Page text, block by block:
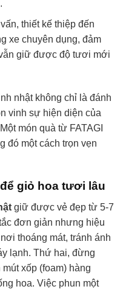
thiết kế thiệp đến
xe chuyên dụng, đảm
giữ được độ tươi mới
nhật không chỉ là đánh
vinh sự hiện diện của
món quà từ FATAGI
đó một cách trọn vẹn
giỏ hoa tươi lâu
giữ được vẻ đẹp từ 5-7
đơn giản nhưng hiệu
thoáng mát, tránh ánh
lạnh. Thứ hai, đừng
xốp (foam) hàng
hoa. Việc phun một